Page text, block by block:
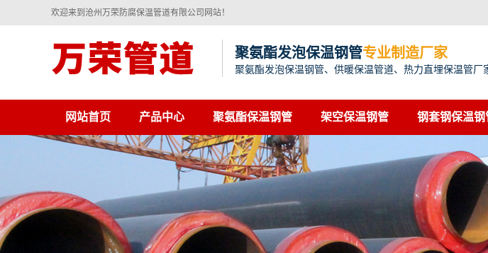
欢迎来到沧州万荣防腐保温管道有限公司网站！
聚氨酯发泡保温钢管专业制造厂家
聚氨酯发泡保温钢管、供暖保温管道、热力直埋保温管厂
网站首页 产品中心 聚氨酯保温钢管 架空保温钢管 钢套钢保温钢